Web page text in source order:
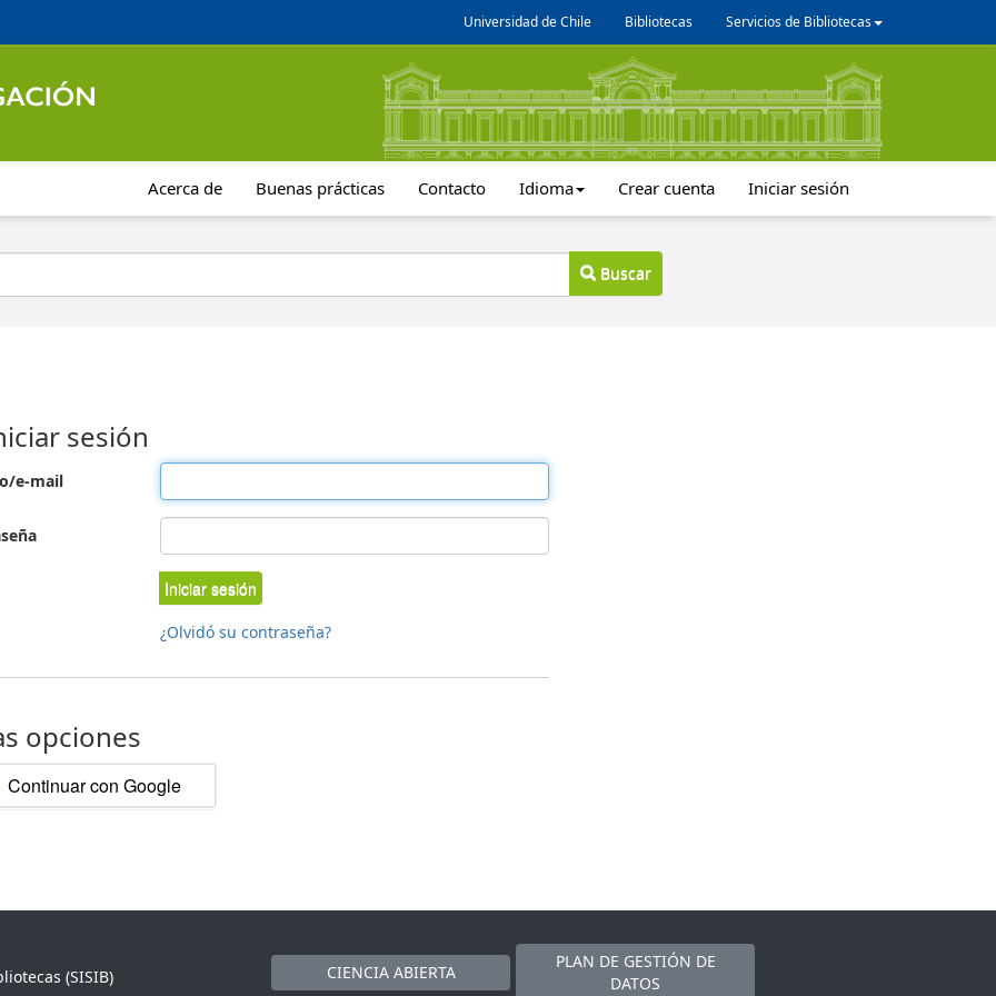
Universidad de Chile Bibliotecas Servicios de Bibliotecas
Acerca de Buenas prácticas Contacto Idioma Crear cuenta Iniciar sesión
Buscar
sesión
e-mail
Iniciar sesión
¿Olvidó su contraseña?
opciones
Continuar con Google
(SISIB)
CIENCIA ABIERTA
PLAN DE GESTIÓN DE
DATOS